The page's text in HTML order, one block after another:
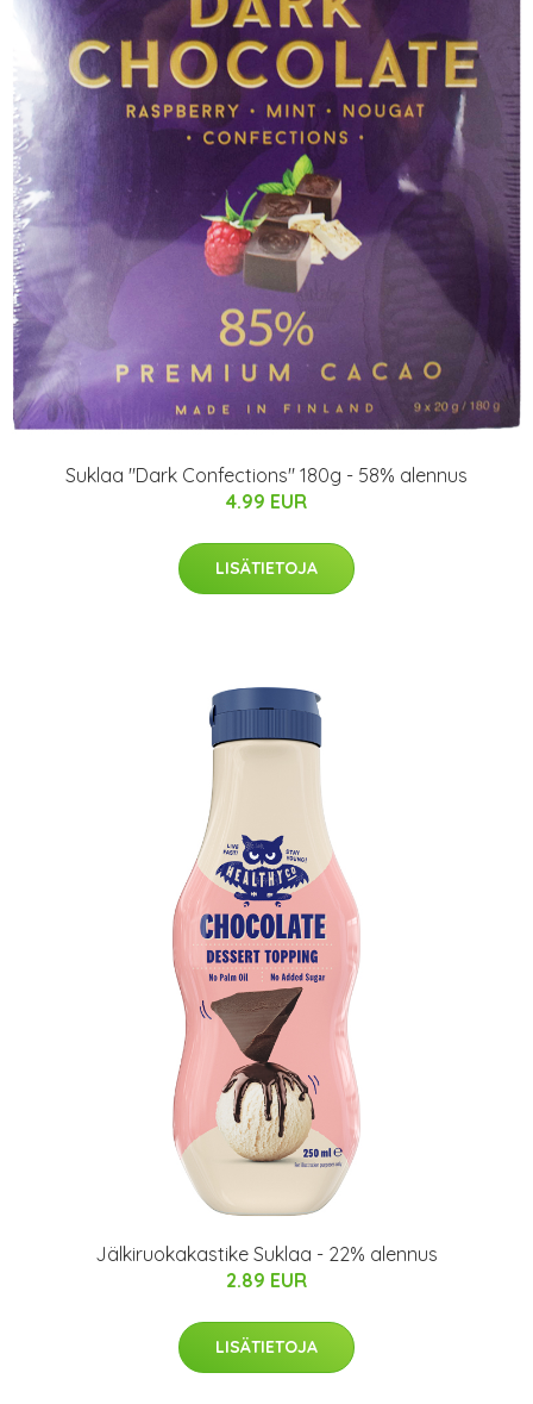
Suklaa "Dark Confections" 180g - 58% alennus
4.99 EUR
LISÄTIETOJA
Jälkiruokakastike Suklaa - 22% alennus
2.89 EUR
LISÄTIETOJA